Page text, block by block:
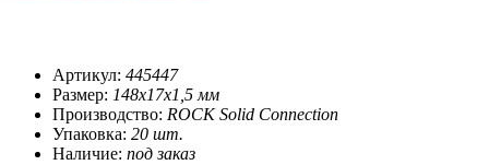
Артикул: 445447
Размер: 148х17х1,5 мм
Производство: ROCK Solid Connection
Упаковка: 20 шт.
Наличие: под заказ